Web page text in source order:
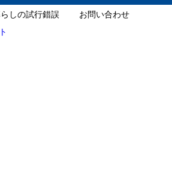
しの試行錯誤
お問い合わせ